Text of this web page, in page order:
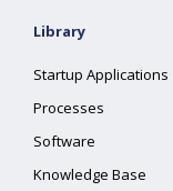
Library
Startup Applications
Processes
Software
Knowledge Base